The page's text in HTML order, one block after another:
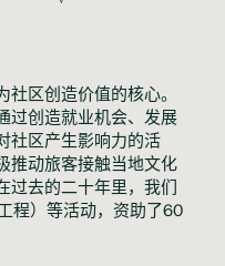
区创造价值的核心。
过创造就业机会、发展
社区产生影响力的活
推动旅客接触当地文化
过去的二十年里，我们
程）等活动，资助了60